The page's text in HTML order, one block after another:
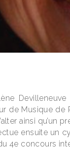
de Musique
ainsi qu’un
ensuite un
4e concours